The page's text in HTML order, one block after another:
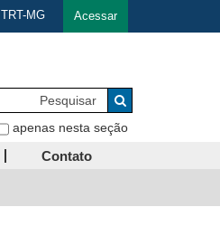
TRT-MG Acessar
Pesquisar
Buscar
apenas nesta seção
Contato